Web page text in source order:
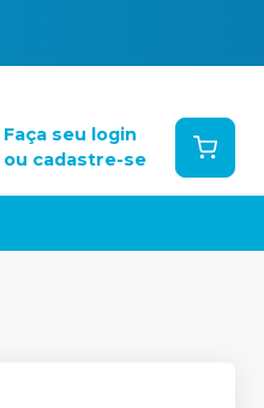
Faça seu login
ou cadastre-se